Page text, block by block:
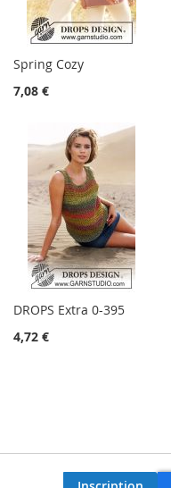
Spring Cozy
7,08 €
DROPS Extra 0-395
4,72 €